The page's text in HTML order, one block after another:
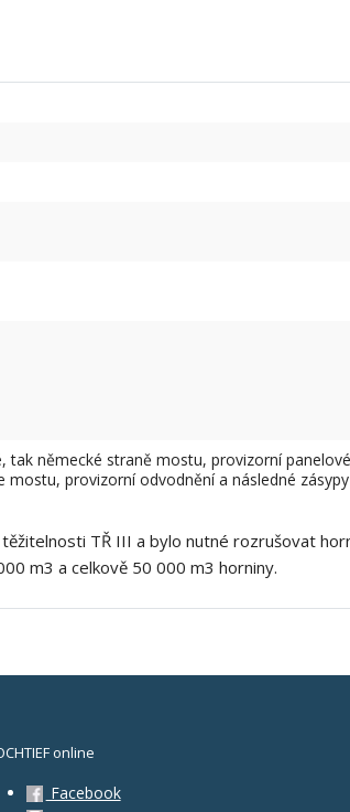
tak německé straně mostu, provizorní
provizorní odvodnění a následné
TŘ III a bylo nutné rozrušovat
m3 a celkově 50 000 m3 horniny.
online
Facebook